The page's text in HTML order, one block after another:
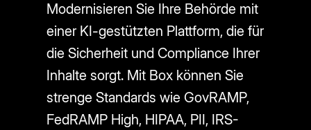
Modernisieren Sie Ihre Behörde mit
einer KI-gestützten Plattform, die für
die Sicherheit und Compliance Ihrer
Inhalte sorgt. Mit Box können Sie
strenge Standards wie GovRAMP,
FedRAMP High, HIPAA, PII, IRS-